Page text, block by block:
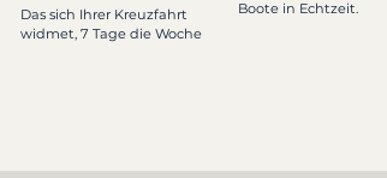
Das sich Ihrer Kreuzfahrt
widmet, 7 Tage die Woche
Boote in Echtzeit.